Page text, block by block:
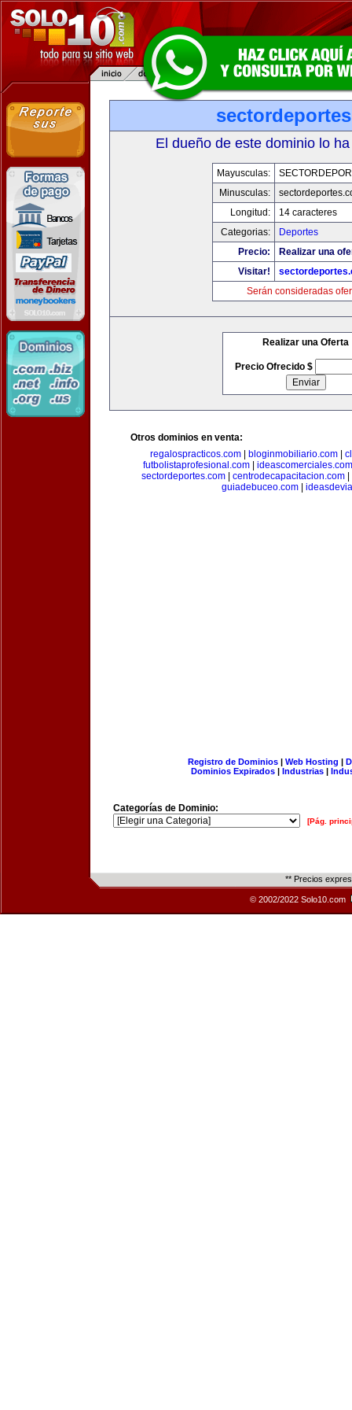
El dueño de este dominio lo
Mayusculas:
Minusculas:
Longitud:
14 caracteres
Categorias:
Deportes
Precio:
Realizar una
Visitar!
Serán consideradas
Realizar una Oferta
Precio Ofrecido $
Otros dominios en venta:
regalospracticos.com| bloginmobiliario.com|
futbolistaprofesional.com
ideascomerciales.com
sectordeportes.com| centrodecapacitacion.com|
guiadebuceo.com|
Registro de Dominios| Web Hosting |
Dominios Expirados | Industrias |
Categorías de Dominio:
[Pág.
** Precios
© 2002/2022 Solo10.com